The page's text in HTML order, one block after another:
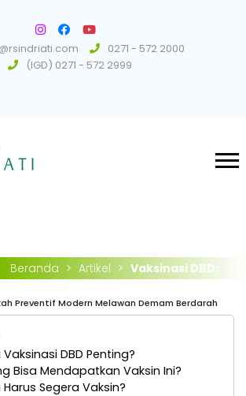
0271 - 572 2000
(IGD) 0271 - 572 2999
Beranda > Artikel > Vaksinasi DBD:
Preventif Modern Melawan Demam Berdarah
DBD Penting?
Bisa Mendapatkan Vaksin Ini?
Segera Vaksin?